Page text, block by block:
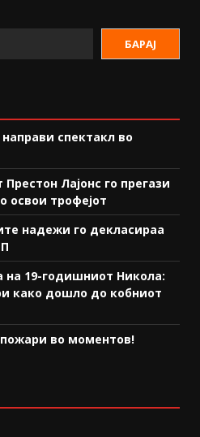
БАРАЈ
спектакл во
Лајонс го прегази
освои трофејот
надежи го декласираа
на 19-годишниот Никола:
како дошло до кобниот
во моментов!